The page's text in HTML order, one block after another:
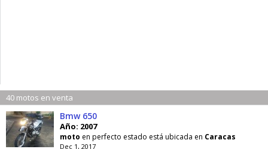
40 motos en venta
Bmw 650
Año: 2007
moto en perfecto estado está ubicada en Caracas
Dec 1, 2017